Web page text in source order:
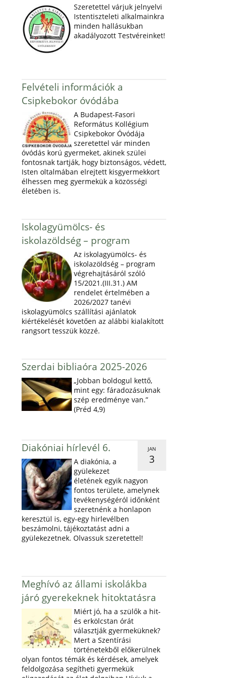
Szeretettel várjuk jelnyelvi
Istentiszteleti alkalmainkra
minden hallásukban
akadályozott Testvéreinket!
Felvételi információk a
Csipkebokor óvódába
A Budapest-Fasori
Református Kollégium
Csipkebokor Óvódája
szeretettel vár minden
óvódás korú gyermeket, akinek szülei
fontosnak tartják, hogy biztonságos, védett,
Isten oltalmában elrejtett kisgyermekkort
élhessen meg gyermekük a közösségi
életében is.
Iskolagyümölcs- és
iskolazöldség – program
Az iskolagyümölcs- és
iskolazöldség – program
végrehajtásáról szóló
15/2021.(III.31.) AM
rendelet értelmében a
2026/2027 tanévi
iskolagyümölcs szállítási ajánlatok
kiértékelését követően az alábbi kialakított
rangsort tesszük közzé.
Szerdai bibliaóra 2025-2026
„Jobban boldogul kettő,
mint egy: fáradozásuknak
szép eredménye van.”
(Préd 4,9)
JAN
3
Diakóniai hírlevél 6.
A diakónia, a
gyülekezet
életének egyik nagyon
fontos területe, amelynek
tevékenységéról időnként
szeretnénk a honlapon
keresztül is, egy-egy hirlevélben
beszámolni, tájékoztatást adni a
gyülekezetnek. Olvassuk szeretettel!
Meghívó az állami iskolákba
járó gyerekeknek hitoktatásra
Miért jó, ha a szülők a hit-
és erkölcstan órát
választják gyermeküknek?
Mert a Szentírási
történetekből előkerülnek
olyan fontos témák és kérdések, amelyek
feldolgozása segítheti gyermekük